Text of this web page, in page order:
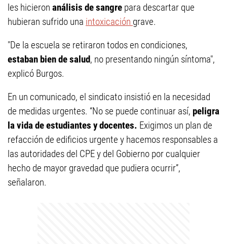
les hicieron análisis de sangre para descartar que
hubieran sufrido una intoxicación grave.
"De la escuela se retiraron todos en condiciones,
estaban bien de salud, no presentando ningún síntoma",
explicó Burgos.
En un comunicado, el sindicato insistió en la necesidad
de medidas urgentes. “No se puede continuar así, peligra
la vida de estudiantes y docentes. Exigimos un plan de
refacción de edificios urgente y hacemos responsables a
las autoridades del CPE y del Gobierno por cualquier
hecho de mayor gravedad que pudiera ocurrir”,
señalaron.